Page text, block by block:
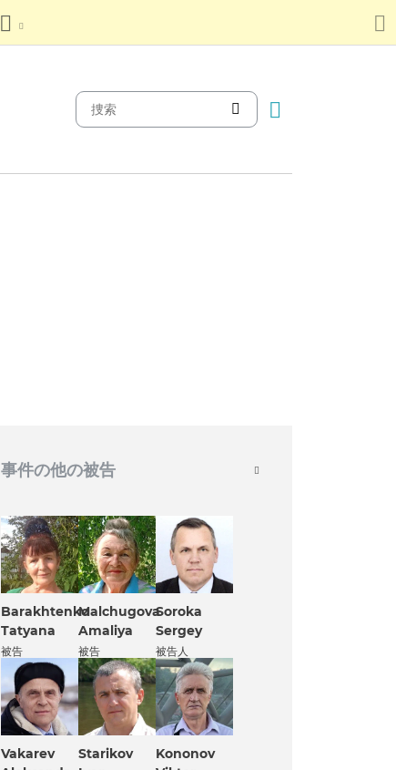
事件の他の被告
Barakhtenko
Tatyana
被告
Malchugova
Amaliya
被告
Soroka
Sergey
被告人
Vakarev
Starikov
Kononov